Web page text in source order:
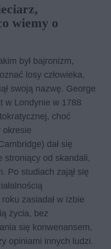
wiemy o
był bajronizm,
losy człowieka,
swoją nazwę. George
w Londynie w 1788
choć
okresie
dał się
stroniący od skandali,
Po studiach zajął się
zasiadał w Izbie
życia, bez
się konwenansem,
opiniami innych ludzi.